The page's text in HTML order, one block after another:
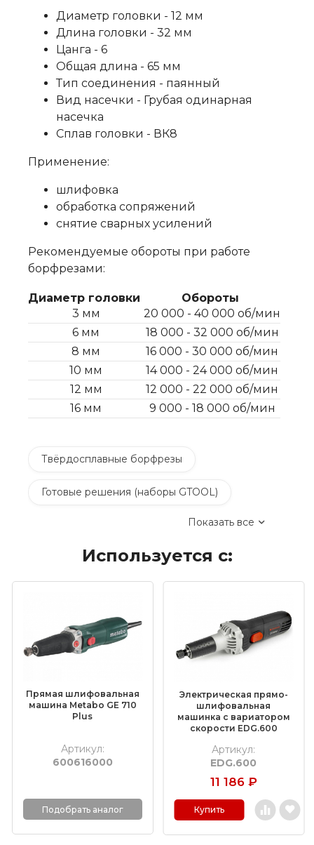
Диаметр головки - 12 мм
Длина головки - 32 мм
Цанга - 6
Общая длина - 65 мм
Тип соединения - паянный
Вид насечки - Грубая одинарная
насечка
Сплав головки - ВК8
Применение:
шлифовка
обработка сопряжений
снятие сварных усилений
Рекомендуемые обороты при работе
борфрезами:
Диаметр головки
Обороты
3 мм
20 000 - 40 000 об/мин
6 мм
18 000 - 32 000 об/мин
8 мм
16 000 - 30 000 об/мин
10 мм
14 000 - 24 000 об/мин
12 мм
12 000 - 22 000 об/мин
16 мм
9 000 - 18 000 об/мин
Твёрдосплавные борфрезы
Готовые решения (наборы GTOOL)
Сверлильные станки и сверла
Электроинструмент Пневмоинструмент
Насадки для граверов
Средства индивидуальной защиты
Очистители и средства для ухода за
Абразивные материалы
Показать все
Используется с:
Прямая шлифовальная
машина Metabo GE 710
Plus
Артикул:
600616000
Подобрать аналог
Электрическая прямо-
шлифовальная
машинка с вариатором
скорости EDG.600
Артикул:
EDG.600
11 186 ₽
Купить